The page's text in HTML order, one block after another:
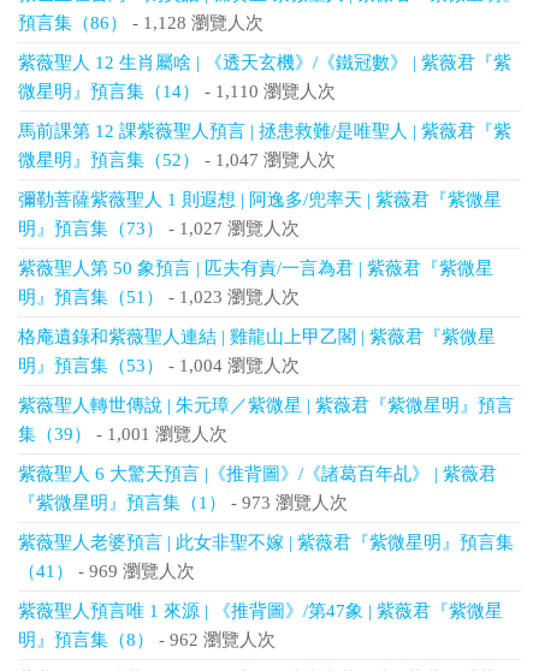
預言集（86）
- 1,128 瀏覽人次
紫薇聖人 12 生肖屬啥 | 《透天玄機》/《鐵冠數》 | 紫薇君『紫
微星明』預言集（14）
- 1,110 瀏覽人次
馬前課第 12 課紫薇聖人預言 | 拯患救難/是唯聖人 | 紫薇君『紫
微星明』預言集（52）
- 1,047 瀏覽人次
彌勒菩薩紫薇聖人 1 則遐想 | 阿逸多/兜率天 | 紫薇君『紫微星
明』預言集（73）
- 1,027 瀏覽人次
紫薇聖人第 50 象預言 | 匹夫有責/一言為君 | 紫薇君『紫微星
明』預言集（51）
- 1,023 瀏覽人次
格庵遺錄和紫薇聖人連結 | 雞龍山上甲乙閣 | 紫薇君『紫微星
明』預言集（53）
- 1,004 瀏覽人次
紫薇聖人轉世傳說 | 朱元璋／紫微星 | 紫薇君『紫微星明』預言
集（39）
- 1,001 瀏覽人次
紫薇聖人 6 大驚天預言 |《推背圖》/《諸葛百年乩》 | 紫薇君
『紫微星明』預言集（1）
- 973 瀏覽人次
紫薇聖人老婆預言 | 此女非聖不嫁 | 紫薇君『紫微星明』預言集
（41）
- 969 瀏覽人次
紫薇聖人預言唯 1 來源 | 《推背圖》/第47象 | 紫薇君『紫微星
明』預言集（8）
- 962 瀏覽人次